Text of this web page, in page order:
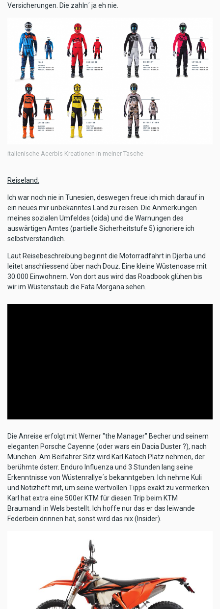
Versicherungen. Die zahln´ ja eh nie.
italienische Acerbis Kreationen in meiner Tasche
Reiseland:
Ich war noch nie in Tunesien, deswegen freue ich mich darauf in
ein neues mir unbekanntes Land zu reisen. Die Anmerkungen
meines sozialen Umfeldes (oida) und die Warnungen des
auswärtigen Amtes (partielle Sicherheitstufe 5) ignoriere ich
selbstverständlich.
Laut Reisebeschreibung beginnt die Motorradfahrt in Djerba und
leitet anschliessend über nach Douz. Eine kleine Wüstenoase mit
30.000 Einwohnern. Von dort aus wird das Roadbook glühen bis
wir im Wüstenstaub die Fata Morgana sehen.
Die Anreise erfolgt mit Werner "the Manager" Becher und seinem
eleganten Porsche Cayenne (oder wars ein Dacia Duster ?), nach
München. Am Beifahrer Sitz wird Karl Katoch Platz nehmen, der
berühmte österr. Enduro Influenza und 3 Stunden lang seine
Erkenntnisse von Wüstenrallye´s bekanntgeben. Ich nehme Kuli
und Notizheft mit, um seine wertvollen Tipps exakt zu vermerken.
Karl hat extra eine 500er KTM für diesen Trip beim KTM
Braumandl in Wels bestellt. Ich hoffe nur das er das leiwande
Federbein drinnen hat, sonst wird das nix (Insider).